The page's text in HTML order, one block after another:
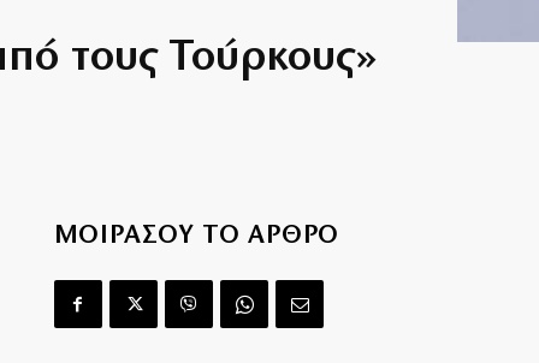
τους Τούρκους»
ΜΟΙΡΑΣΟΥ ΤΟ ΑΡΘΡΟ